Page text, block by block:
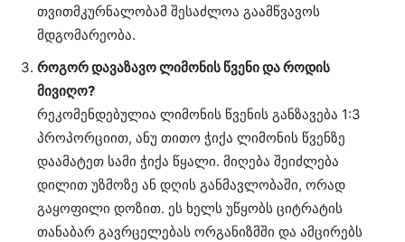
თვითმკურნალობამ შესაძლოა გაამწვავოს
მდგომარეობა.
როგორ დავაზავო ლიმონის წვენი და როდის
მივიღო?
რეკომენდებულია ლიმონის წვენის განზავება 1:3
პროპორციით, ანუ თითო ჭიქა ლიმონის წვენზე
დაამატეთ სამი ჭიქა წყალი. მიღება შეიძლება
დილით უზმოზე ან დღის განმავლობაში, ორად
გაყოფილი დოზით. ეს ხელს უწყობს ციტრატის
თანაბარ გავრცელებას ორგანიზმში და ამცირებს